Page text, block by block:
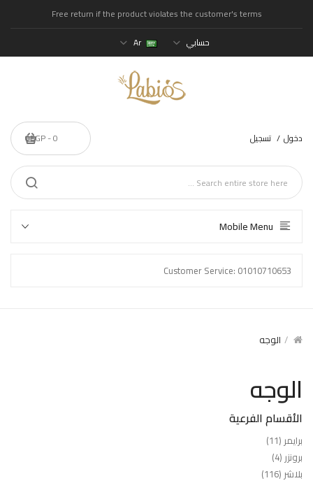
Free return if the product violates the customer's terms
حسابي
Ar
دخول تسجيل 0 - 0EGP
Mobile Menu
Customer Service: 01010710653
الوجه
الوجه
الأقسام الفرعية
برايمر (11)
برونزر (4)
بلاشر (116)